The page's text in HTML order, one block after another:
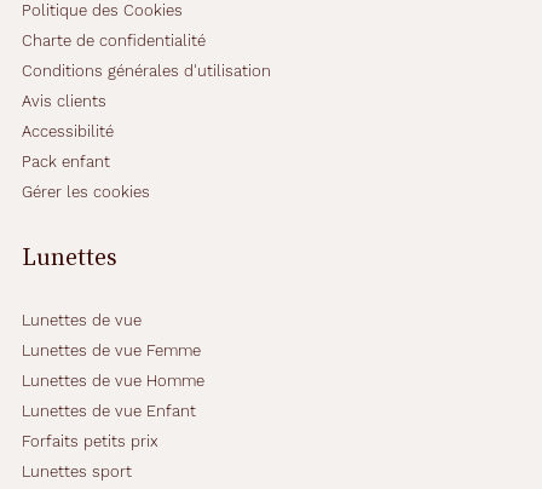
Politique des Cookies
Charte de confidentialité
Conditions générales d'utilisation
Avis clients
Accessibilité
Pack enfant
Gérer les cookies
Lunettes
Lunettes de vue
Lunettes de vue Femme
Lunettes de vue Homme
Lunettes de vue Enfant
Forfaits petits prix
Lunettes sport